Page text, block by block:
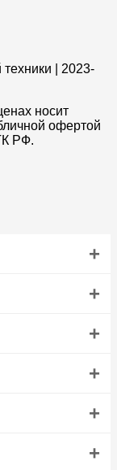
| 2023-
носит
офертой
РФ.
+
+
+
+
+
+